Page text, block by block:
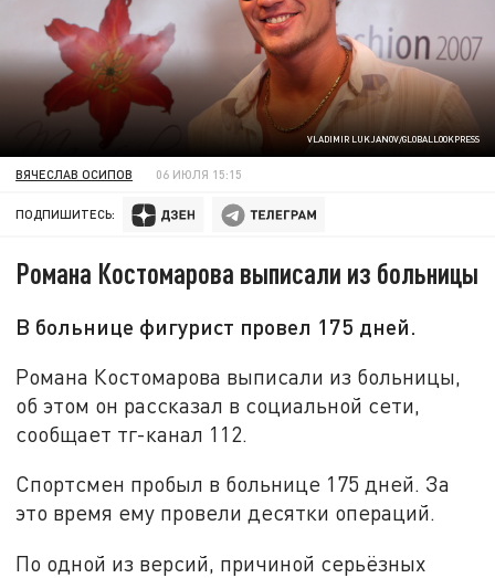
VLADIMIR LUKJANOV/GLOBALLOOKPRESS
ВЯЧЕСЛАВ ОСИПОВ 06 ИЮЛЯ 15:15
ПОДПИШИТЕСЬ:
Романа Костомарова выписали из больницы
В больнице фигурист провел 175 дней.
Романа Костомарова выписали из больницы,
об этом он рассказал в социальной сети,
сообщает тг-канал 112.
Спортсмен пробыл в больнице 175 дней. За
это время ему провели десятки операций.
По одной из версий, причиной серьёзных